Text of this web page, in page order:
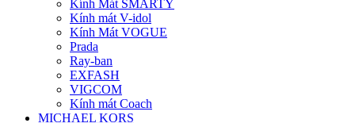
Kính Mát SMARTY
Kính mát V-idol
Kính Mát VOGUE
Prada
Ray-ban
EXFASH
VIGCOM
Kính mát Coach
MICHAEL KORS